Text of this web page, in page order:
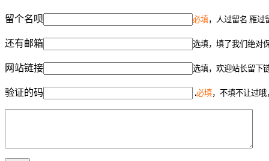
留个名呗 必填，人过留名 雁过
还有邮箱 选填，填了我们绝对
网站链接 选填，欢迎站长留下
验证的码 必填，不填不让过